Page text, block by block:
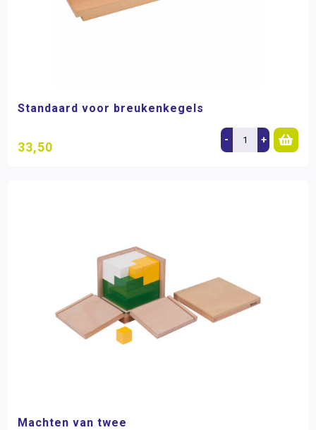
Standaard voor breukenkegels
33,50 - +
Machten van twee